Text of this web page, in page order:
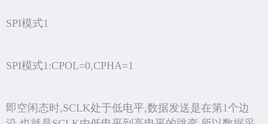
SPI模式1
SPI模式1:CPOL=0,CPHA=1
即空闲态时,SCLK处于低电平,数据发送是在第1个边